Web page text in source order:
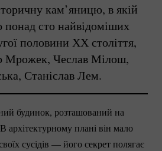
кам’яницю, в якій
сто найвідоміших
половини ХХ століття,
Мрожек, Чеслав Мілош,
Станіслав Лем.
будинок, розташований на
архітектурному плані він мало
сусідів — його секрет полягає